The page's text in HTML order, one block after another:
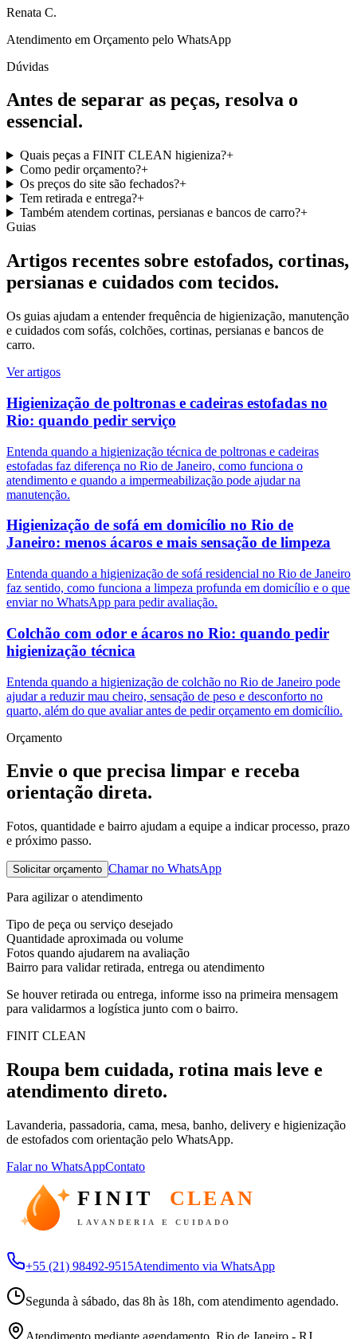
Renata C.
Atendimento em Orçamento pelo WhatsApp
Dúvidas
Antes de separar as peças, resolva o
essencial.
Quais peças a FINIT CLEAN higieniza?+
Como pedir orçamento?+
Os preços do site são fechados?+
Tem retirada e entrega?+
Também atendem cortinas, persianas e bancos de carro?+
Guias
Artigos recentes sobre estofados, cortinas,
persianas e cuidados com tecidos.
Os guias ajudam a entender frequência de higienização, manutenção
e cuidados com sofás, colchões, cortinas, persianas e bancos de
carro.
Ver artigos
Higienização de poltronas e cadeiras estofadas no
Rio: quando pedir serviço
Entenda quando a higienização técnica de poltronas e cadeiras
estofadas faz diferença no Rio de Janeiro, como funciona o
atendimento e quando a impermeabilização pode ajudar na
manutenção.
Higienização de sofá em domicílio no Rio de
Janeiro: menos ácaros e mais sensação de limpeza
Entenda quando a higienização de sofá residencial no Rio de Janeiro
faz sentido, como funciona a limpeza profunda em domicílio e o que
enviar no WhatsApp para pedir avaliação.
Colchão com odor e ácaros no Rio: quando pedir
higienização técnica
Entenda quando a higienização de colchão no Rio de Janeiro pode
ajudar a reduzir mau cheiro, sensação de peso e desconforto no
quarto, além do que avaliar antes de pedir orçamento em domicílio.
Orçamento
Envie o que precisa limpar e receba
orientação direta.
Fotos, quantidade e bairro ajudam a equipe a indicar processo, prazo
e próximo passo.
Solicitar orçamento Chamar no WhatsApp
Para agilizar o atendimento
Tipo de peça ou serviço desejado
Quantidade aproximada ou volume
Fotos quando ajudarem na avaliação
Bairro para validar retirada, entrega ou atendimento
Se houver retirada ou entrega, informe isso na primeira mensagem
para validarmos a logística junto com o bairro.
FINIT CLEAN
Roupa bem cuidada, rotina mais leve e
atendimento direto.
Lavanderia, passadoria, cama, mesa, banho, delivery e higienização
de estofados com orientação pelo WhatsApp.
Falar no WhatsAppContato
FINIT CLEAN
LAVANDERIA E CUIDADO
+55 (21) 98492-9515Atendimento via WhatsApp
Segunda à sábado, das 8h às 18h, com atendimento agendado.
Atendimento mediante agendamento, Rio de Janeiro - RJ